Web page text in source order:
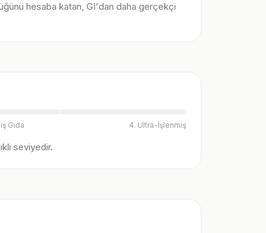
hesaba katan, GI'dan daha gerçekçi
Gıda 4. Ultra-İşlenmiş
seviyedir.